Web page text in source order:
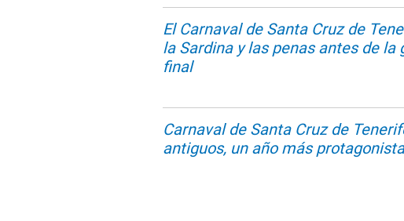
El Carnaval de Santa Cruz de
la Sardina y las penas antes de la
final
Carnaval de Santa Cruz de
antiguos, un año más